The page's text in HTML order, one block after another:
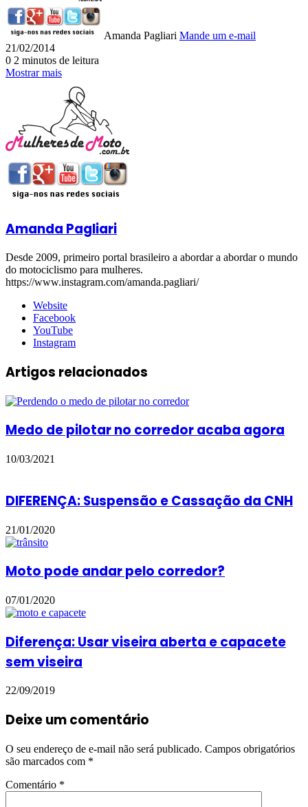
Amanda Pagliari Mande um e-mail
21/02/2014
0 2 minutos de leitura
Mostrar mais
Amanda Pagliari
Desde 2009, primeiro portal brasileiro a abordar a abordar o mundo
do motociclismo para mulheres.
https://www.instagram.com/amanda.pagliari/
Website
Facebook
YouTube
Instagram
Artigos relacionados
Medo de pilotar no corredor acaba agora
10/03/2021
DIFERENÇA: Suspensão e Cassação da CNH
21/01/2020
Moto pode andar pelo corredor?
07/01/2020
Diferença: Usar viseira aberta e capacete
sem viseira
22/09/2019
Deixe um comentário
O seu endereço de e-mail não será publicado. Campos obrigatórios
são marcados com *
Comentário *